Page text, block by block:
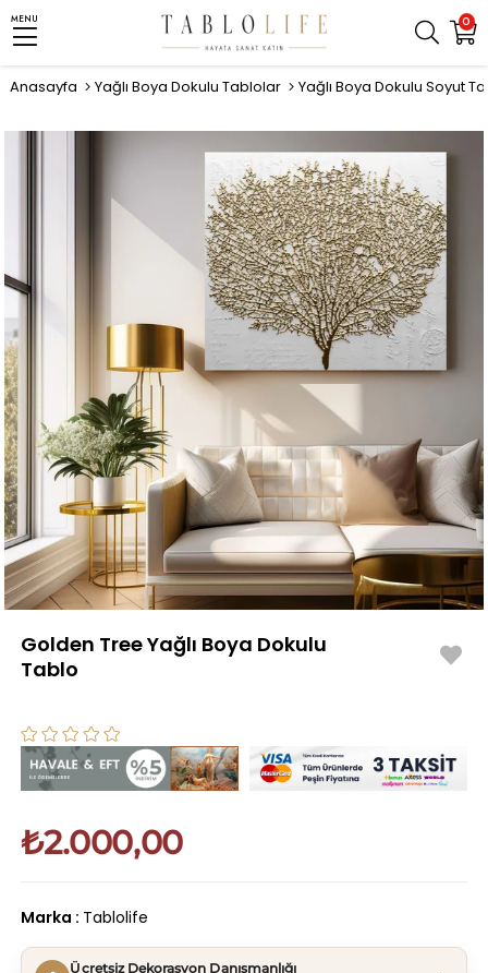
0
MENU
Anasayfa Yağlı Boya Dokulu Tablolar Yağlı Boya Dokulu Soyut
Golden Tree Yağlı Boya Dokulu
Tablo
₺2.000,00
Marka : Tablolife
Ücretsiz Dekorasyon Danışmanlığı